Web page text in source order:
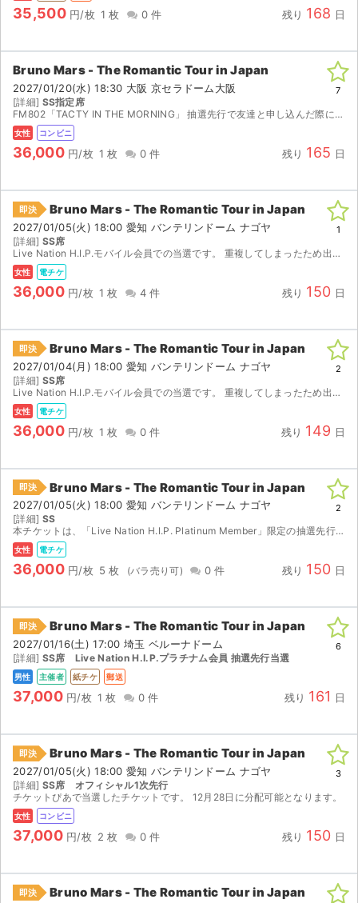
35,500 円/枚 1 枚 0 件 残り 168 日
Bruno Mars - The Romantic Tour in Japan
2027/01/20(水) 18:30 大阪 京セラドーム大阪
[詳細] SS指定席
FM802「TACTY IN THE MORNING」 抽選先行で友達と申し込んだ際に重複して当選した為、出品致しました。 よろしくお願い致します。
女性 コンビニ
36,000 円/枚 1 枚 0 件 残り 165 日
7
即決 Bruno Mars - The Romantic Tour in Japan
2027/01/05(火) 18:00 愛知 バンテリンドーム ナゴヤ
[詳細] SS席
Live Nation H.I.P.モバイル会員での当選です。 重複してしまったため出品しました。 発券可能期間(12／28 10:00〜)になりましたらすぐに発券番号をお知らせいたしま...
女性 電チケ
36,000 円/枚 1 枚 4 件 残り 150 日
1
即決 Bruno Mars - The Romantic Tour in Japan
2027/01/04(月) 18:00 愛知 バンテリンドーム ナゴヤ
[詳細] SS席
Live Nation H.I.P.モバイル会員での当選です。 重複してしまったため出品しました。 発券可能期間(12／2810:00〜)になりましたらすぐに発券番号をお知らせいたします...
女性 電チケ
36,000 円/枚 1 枚 0 件 残り 149 日
2
即決 Bruno Mars - The Romantic Tour in Japan
2027/01/05(火) 18:00 愛知 バンテリンドーム ナゴヤ
[詳細] SS
本チケットは、「Live Nation H.I.P. Platinum Member」限定の抽選先行販売にて購入されたSS席のチケットです。リンク（URL）経由で発券され、ご自身で印刷していただ...
女性 電チケ
36,000 円/枚 5 枚 0 件 残り 150 日
2
即決 Bruno Mars - The Romantic Tour in Japan
2027/01/16(土) 17:00 埼玉 ベルーナドーム
[詳細] SS席 Live Nation H.I.P.プラチナム会員 抽選先行当選
男性 主催者 紙チケ 郵送
37,000 円/枚 1 枚 0 件 残り 161 日
6
即決 Bruno Mars - The Romantic Tour in Japan
2027/01/05(火) 18:00 愛知 バンテリンドーム ナゴヤ
[詳細] SS席 オフィシャル1次先行
チケットぴあで当選したチケットです。 12月28日に分配可能となります。
女性 コンビニ
37,000 円/枚 2 枚 0 件 残り 150 日
3
即決 Bruno Mars - The Romantic Tour in Japan